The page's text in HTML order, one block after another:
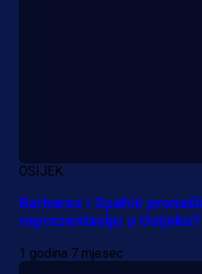
Premijer liga BiH
Grbavica se
OSIJEK
Barbarez i Spahić
reprezentaciju u Osijeku?
1 godina 7 mjesec